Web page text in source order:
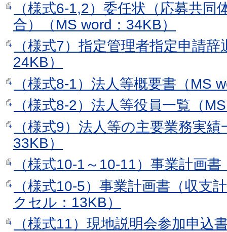
（様式6-1,2）委任状（応募共同
合）（MS word：34KB）
（様式7）指定管理者指定申請
24KB）
（様式8-1）法人等概要書（MS
（様式8-2）法人等役員一覧（
（様式9）法人等の主要業務実
33KB）
（様式10-1～10-11）事業計画
（様式10-5）事業計画書（収支
クセル：13KB）
（様式11）現地説明会参加申込